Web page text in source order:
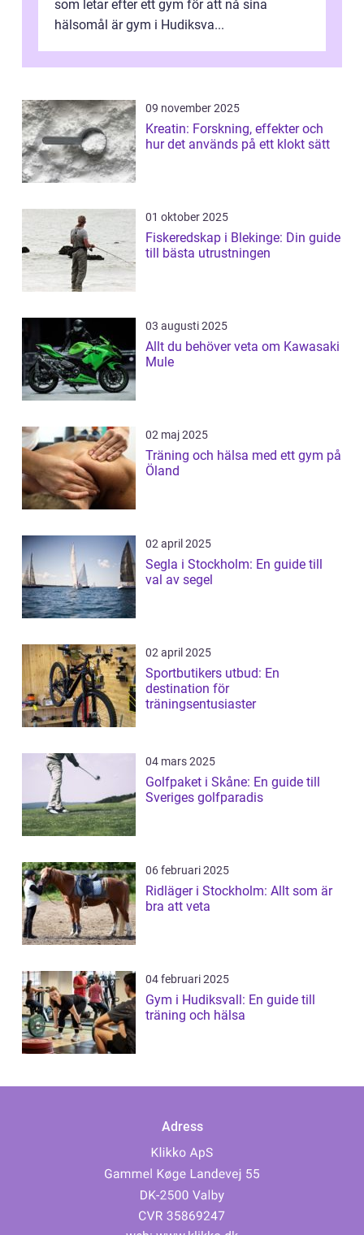
som letar efter ett gym för att nå sina
hälsomål är gym i Hudiksva...
09 november 2025
Kreatin: Forskning, effekter och
hur det används på ett klokt sätt
01 oktober 2025
Fiskeredskap i Blekinge: Din guide
till bästa utrustningen
03 augusti 2025
Allt du behöver veta om Kawasaki
Mule
02 maj 2025
Träning och hälsa med ett gym på
Öland
02 april 2025
Segla i Stockholm: En guide till
val av segel
02 april 2025
Sportbutikers utbud: En
destination för
träningsentusiaster
04 mars 2025
Golfpaket i Skåne: En guide till
Sveriges golfparadis
06 februari 2025
Ridläger i Stockholm: Allt som är
bra att veta
04 februari 2025
Gym i Hudiksvall: En guide till
träning och hälsa
Adress